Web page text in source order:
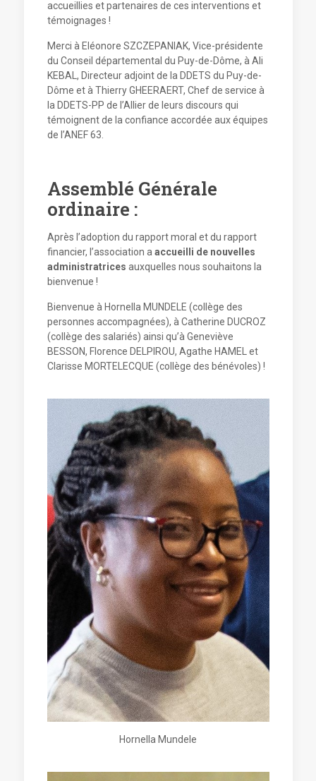
accueillies et partenaires de ces interventions et
témoignages !
Merci à Eléonore SZCZEPANIAK, Vice-présidente
du Conseil départemental du Puy-de-Dôme, à Ali
KEBAL, Directeur adjoint de la DDETS du Puy-de-
Dôme et à Thierry GHEERAERT, Chef de service à
la DDETS-PP de l’Allier de leurs discours qui
témoignent de la confiance accordée aux équipes
de l’ANEF 63.
Assemblé Générale
ordinaire :
Après l’adoption du rapport moral et du rapport
financier, l’association a accueilli de nouvelles
administratrices auxquelles nous souhaitons la
bienvenue !
Bienvenue à Hornella MUNDELE (collège des
personnes accompagnées), à Catherine DUCROZ
(collège des salariés) ainsi qu’à Geneviève
BESSON, Florence DELPIROU, Agathe HAMEL et
Clarisse MORTELECQUE (collège des bénévoles) !
Hornella Mundele